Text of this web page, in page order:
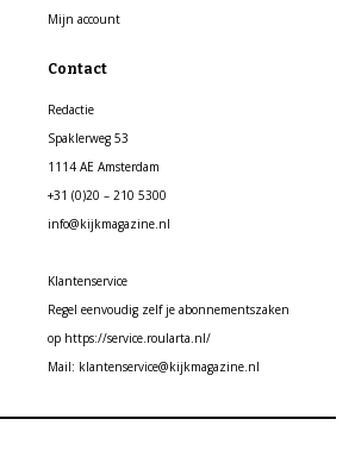
Mijn account
Contact
Redactie
Spaklerweg 53
1114 AE Amsterdam
+31 (0)20 – 210 5300
info@kijkmagazine.nl
Klantenservice
Regel eenvoudig zelf je abonnementszaken
op https://service.roularta.nl/
Mail: klantenservice@kijkmagazine.nl